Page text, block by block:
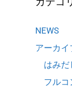
NEWS
アーカイ
はみだ
フルコ